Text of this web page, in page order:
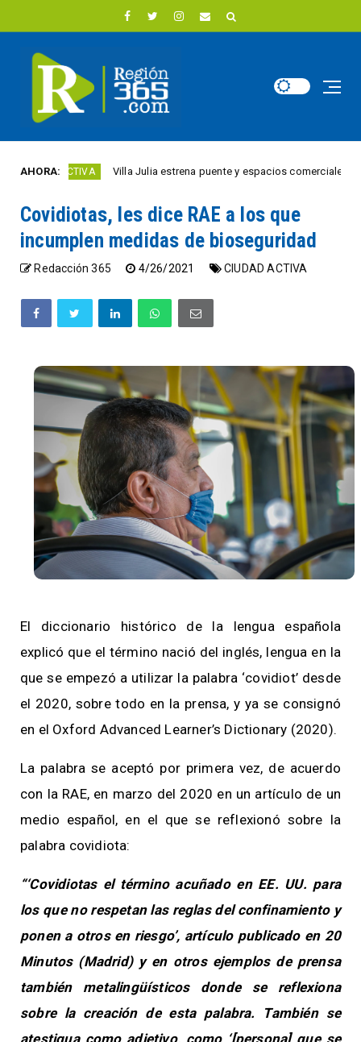
AHORA:
ACTIVA Villa Julia estrena puente y espacios comerciales
Covidiotas, les dice RAE a los que
incumplen medidas de bioseguridad
Redacción 365 4/26/2021 CIUDAD ACTIVA
El diccionario histórico de la lengua española
explicó que el término nació del inglés, lengua en la
que se empezó a utilizar la palabra ‘covidiot’ desde
el 2020, sobre todo en la prensa, y ya se consignó
en el Oxford Advanced Learner’s Dictionary (2020).
La palabra se aceptó por primera vez, de acuerdo
con la RAE, en marzo del 2020 en un artículo de un
medio español, en el que se reflexionó sobre la
palabra covidiota:
“‘Covidiotas el término acuñado en EE. UU. para
los que no respetan las reglas del confinamiento y
ponen a otros en riesgo’, artículo publicado en 20
Minutos (Madrid) y en otros ejemplos de prensa
también metalingüísticos donde se reflexiona
sobre la creación de esta palabra. También se